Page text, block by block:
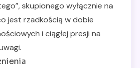
skupionego wyłącznie na
jest rzadkością w dobie
i ciągłej presji na